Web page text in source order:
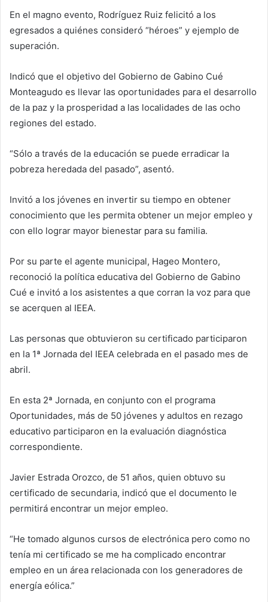
En el magno evento, Rodríguez Ruiz felicitó a los
egresados a quiénes consideró “héroes” y ejemplo de
superación.
Indicó que el objetivo del Gobierno de Gabino Cué
Monteagudo es llevar las oportunidades para el desarrollo
de la paz y la prosperidad a las localidades de las ocho
regiones del estado.
“Sólo a través de la educación se puede erradicar la
pobreza heredada del pasado”, asentó.
Invitó a los jóvenes en invertir su tiempo en obtener
conocimiento que les permita obtener un mejor empleo y
con ello lograr mayor bienestar para su familia.
Por su parte el agente municipal, Hageo Montero,
reconoció la política educativa del Gobierno de Gabino
Cué e invitó a los asistentes a que corran la voz para que
se acerquen al IEEA.
Las personas que obtuvieron su certificado participaron
en la 1ª Jornada del IEEA celebrada en el pasado mes de
abril.
En esta 2ª Jornada, en conjunto con el programa
Oportunidades, más de 50 jóvenes y adultos en rezago
educativo participaron en la evaluación diagnóstica
correspondiente.
Javier Estrada Orozco, de 51 años, quien obtuvo su
certificado de secundaria, indicó que el documento le
permitirá encontrar un mejor empleo.
“He tomado algunos cursos de electrónica pero como no
tenía mi certificado se me ha complicado encontrar
empleo en un área relacionada con los generadores de
energía eólica.”